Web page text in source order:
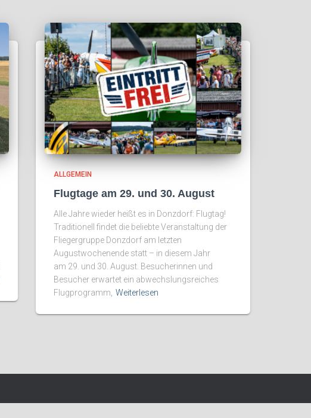
ALLGEMEIN
Flugtage am 29. und 30. August
Alle Jahre wieder heißt es in Donzdorf: Flugtag!
Traditionell findet die beliebte Veranstaltung der
Fliegergruppe Donzdorf am letzten
Augustwochenende statt – in diesem Jahr
am 29. und 30. August. Besucherinnen und
Besucher erwartet ein abwechslungsreiches
Flugprogramm, Weiterlesen